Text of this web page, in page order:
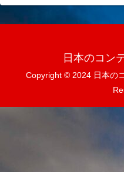
日本のコン
Copyright © 2024 日本の